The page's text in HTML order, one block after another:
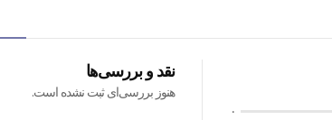
۰
نقد و بررسی‌ها
هنوز بررسی‌ای ثبت نشده است.